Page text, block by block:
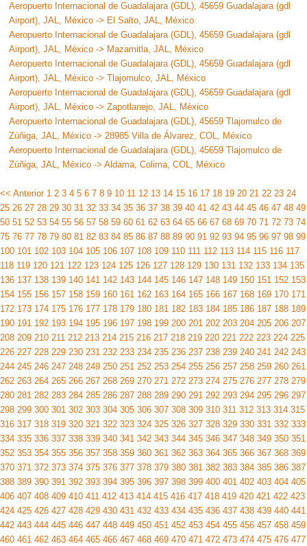
Aeropuerto Internacional de Guadalajara (GDL), 45659 Guadalajara (gdl
Airport), JAL, México -> El Salto, JAL, México
Aeropuerto Internacional de Guadalajara (GDL), 45659 Guadalajara (gdl
Airport), JAL, México -> Mazamitla, JAL, México
Aeropuerto Internacional de Guadalajara (GDL), 45659 Guadalajara (gdl
Airport), JAL, México -> Tlajomulco, JAL, México
Aeropuerto Internacional de Guadalajara (GDL), 45659 Guadalajara (gdl
Airport), JAL, México -> Zapotlanejo, JAL, México
Aeropuerto Internacional de Guadalajara (GDL), 45659 Tlajomulco de
Zúñiga, JAL, México -> 28985 Villa de Álvarez, COL, México
Aeropuerto Internacional de Guadalajara (GDL), 45659 Tlajomulco de
Zúñiga, JAL, México -> Aldama, Colima, COL, México
<< Anterior 1 2 3 4 5 6 7 8 9 10 11 12 13 14 15 16 17 18 19 20 21 22 23 24
25 26 27 28 29 30 31 32 33 34 35 36 37 38 39 40 41 42 43 44 45 46 47 48 49
50 51 52 53 54 55 56 57 58 59 60 61 62 63 64 65 66 67 68 69 70 71 72 73 74
75 76 77 78 79 80 81 82 83 84 85 86 87 88 89 90 91 92 93 94 95 96 97 98 99
100 101 102 103 104 105 106 107 108 109 110 111 112 113 114 115 116 117
118 119 120 121 122 123 124 125 126 127 128 129 130 131 132 133 134 135
136 137 138 139 140 141 142 143 144 145 146 147 148 149 150 151 152 153
154 155 156 157 158 159 160 161 162 163 164 165 166 167 168 169 170 171
172 173 174 175 176 177 178 179 180 181 182 183 184 185 186 187 188 189
190 191 192 193 194 195 196 197 198 199 200 201 202 203 204 205 206 207
208 209 210 211 212 213 214 215 216 217 218 219 220 221 222 223 224 225
226 227 228 229 230 231 232 233 234 235 236 237 238 239 240 241 242 243
244 245 246 247 248 249 250 251 252 253 254 255 256 257 258 259 260 261
262 263 264 265 266 267 268 269 270 271 272 273 274 275 276 277 278 279
280 281 282 283 284 285 286 287 288 289 290 291 292 293 294 295 296 297
298 299 300 301 302 303 304 305 306 307 308 309 310 311 312 313 314 315
316 317 318 319 320 321 322 323 324 325 326 327 328 329 330 331 332 333
334 335 336 337 338 339 340 341 342 343 344 345 346 347 348 349 350 351
352 353 354 355 356 357 358 359 360 361 362 363 364 365 366 367 368 369
370 371 372 373 374 375 376 377 378 379 380 381 382 383 384 385 386 387
388 389 390 391 392 393 394 395 396 397 398 399 400 401 402 403 404 405
406 407 408 409 410 411 412 413 414 415 416 417 418 419 420 421 422 423
424 425 426 427 428 429 430 431 432 433 434 435 436 437 438 439 440 441
442 443 444 445 446 447 448 449 450 451 452 453 454 455 456 457 458 459
460 461 462 463 464 465 466 467 468 469 470 471 472 473 474 475 476 477